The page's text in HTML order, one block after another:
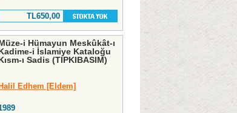
TL650,00
i Hümayun Meskûkât-ı
i İslamiye Kataloğu
ı Sadis (TIPKIBASIM)
Halil Edhem [Eldem]